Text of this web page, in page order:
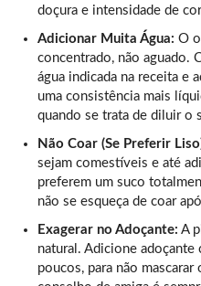
doçura e intensidade de
Adicionar Muita Água: O
concentrado, não aguado.
água indicada na receita e
uma consistência mais
quando se trata de diluir o
Não Coar (Se Preferir
sejam comestíveis e até
preferem um suco
não se esqueça de coar
Exagerar no Adoçante: A
natural. Adicione adoçante
poucos, para não